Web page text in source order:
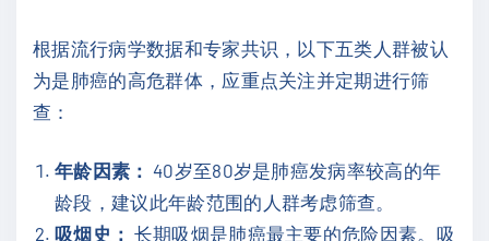
根据流行病学数据和专家共识，以下五类人群被认
为是肺癌的高危群体，应重点关注并定期进行筛
查：
年龄因素： 40岁至80岁是肺癌发病率较高的年
龄段，建议此年龄范围的人群考虑筛查。
吸烟史： 长期吸烟是肺癌最主要的危险因素。吸